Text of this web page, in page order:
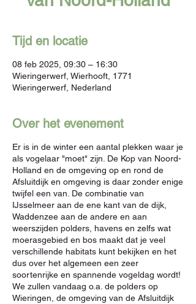
Tijd en locatie
08 feb 2025, 09:30 – 16:30
Wieringerwerf, Wierhooft, 1771
Wieringerwerf, Nederland
Over het evenement
Er is in de winter een aantal plekken waar je
als vogelaar "moet" zijn. De Kop van Noord-
Holland en de omgeving op en rond de
Afsluitdijk en omgeving is daar zonder enige
twijfel een van. De combinatie van
IJsselmeer aan de ene kant van de dijk,
Waddenzee aan de andere en aan
weerszijden polders, havens en zelfs wat
moerasgebied en bos maakt dat je veel
verschillende habitats kunt bekijken en het
dus over het algemeen een zeer
soortenrijke en spannende vogeldag wordt!
We zullen vandaag o.a. de polders op
Wieringen, de omgeving van de Afsluitdijk